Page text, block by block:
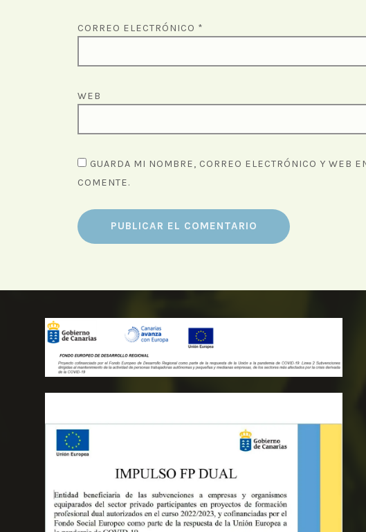
CORREO ELECTRÓNICO *
WEB
GUARDA MI NOMBRE, CORREO ELECTRÓNICO Y WEB
COMENTE.